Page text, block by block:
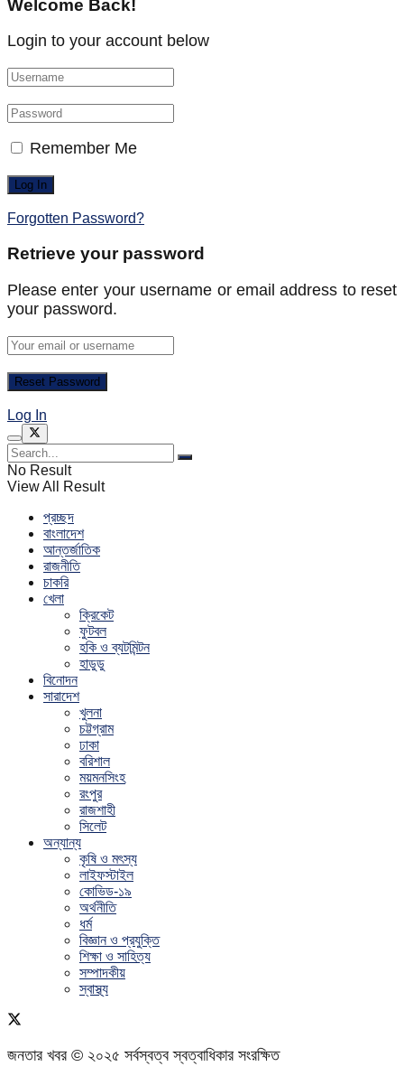
Welcome Back!
Login to your account below
Remember Me
Forgotten Password?
Retrieve your password
Please enter your username or email address to reset
your password.
Log In
No Result
View All Result
প্রচ্ছদ
বাংলাদেশ
আন্তর্জাতিক
রাজনীতি
চাকরি
খেলা
ক্রিকেট
ফুটবল
হকি ও ব্যটমিন্টন
হাডুডু
বিনোদন
সারাদেশ
খুলনা
চট্টগ্রাম
ঢাকা
বরিশাল
ময়মনসিংহ
রংপুর
রাজশাহী
সিলেট
অন্যান্য
কৃষি ও মৎস্য
লাইফস্টাইল
কোভিড-১৯
অর্থনীতি
ধর্ম
বিজ্ঞান ও প্রযুক্তি
শিক্ষা ও সাহিত্য
সম্পাদকীয়
স্বাস্থ্য
জনতার খবর © ২০২৫ সর্বস্বত্ব স্বত্বাধিকার সংরক্ষিত